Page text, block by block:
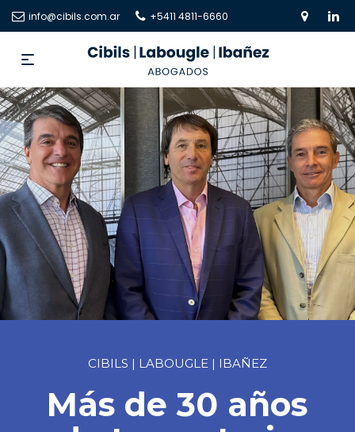
info@cibils.com.ar +5411 4811-6660
CIBILS | LABOUGLE | IBAÑEZ
Más de 30 años